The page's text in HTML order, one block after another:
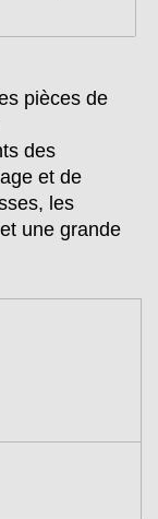
pièces de
des
et de
les
une grande